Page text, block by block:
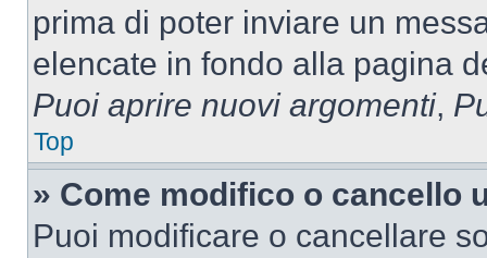
prima di poter inviare un
elencate in fondo alla pagina
Puoi aprire nuovi argomenti,
Top
» Come modifico o cancello
Puoi modificare o cancellare